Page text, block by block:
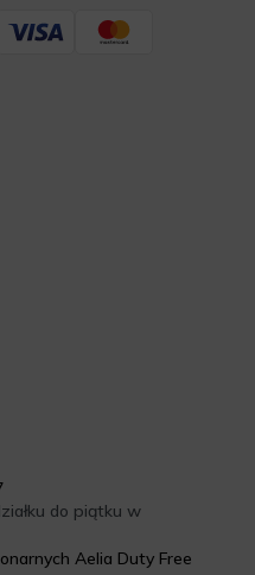
do piątku w
Aelia Duty Free